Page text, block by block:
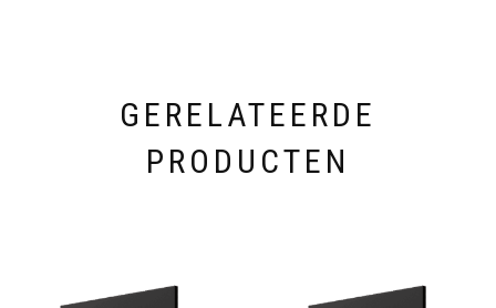
GERELATEERDE
PRODUCTEN